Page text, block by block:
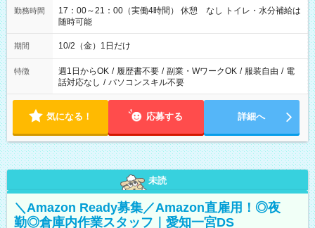
勤務時間
17：00～21：00（実働4時間） 休憩 なし トイレ・水分補給は
随時可能
期間 10/2（金）1日だけ
特徴 週1日からOK / 履歴書不要 / 副業・WワークOK / 服装自由 / 電
話対応なし / パソコンスキル不要
気になる！ 応募する 詳細へ
未読
＼Amazon Ready募集／Amazon直雇用！◎夜
勤◎倉庫内作業スタッフ｜愛知一宮DS